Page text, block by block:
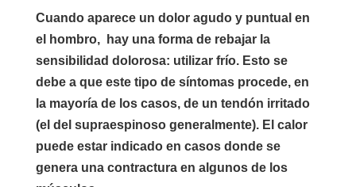
Cuando aparece un dolor agudo y puntual en
el hombro, hay una forma de rebajar la
sensibilidad dolorosa: utilizar frío. Esto se
debe a que este tipo de síntomas procede, en
la mayoría de los casos, de un tendón irritado
(el del supraespinoso generalmente). El calor
puede estar indicado en casos donde se
genera una contractura en algunos de los